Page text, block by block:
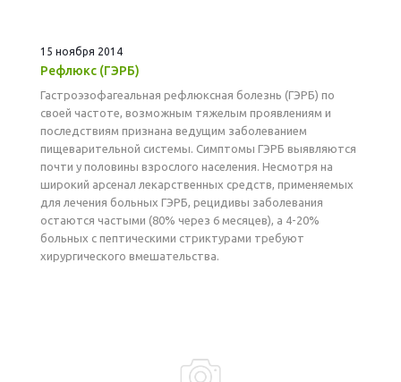
15 ноября 2014
Рефлюкс (ГЭРБ)
Гастроэзофагеальная рефлюксная болезнь (ГЭРБ) по
своей частоте, возможным тяжелым проявлениям и
последствиям признана ведущим заболеванием
пищеварительной системы. Симптомы ГЭРБ выявляются
почти у половины взрослого населения. Несмотря на
широкий арсенал лекарственных средств, применяемых
для лечения больных ГЭРБ, рецидивы заболевания
остаются частыми (80% через 6 месяцев), а 4-20%
больных с пептическими стриктурами требуют
хирургического вмешательства.